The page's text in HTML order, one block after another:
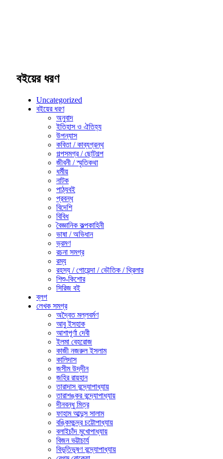
বইয়ের ধরণ
Uncategorized
বইয়ের ধরণ
অনুবাদ
ইতিহাস ও ঐতিহ্য
উপন্যাস
কবিতা / কাব্যগ্রন্থ
গল্পসমগ্র / ছোটগল্প
জীবনী / স্মৃতিকথা
ধর্মীয়
নাটক
পাঠ্যবই
প্রবন্ধ
বিদেশি
বিবিধ
বৈজ্ঞানিক কল্পকাহিনী
ভাষা / অভিধান
ভ্রমণ
রচনা সমগ্র
রম্য
রহস্য / গোয়েন্দা / ভৌতিক / থ্রিলার
শিশু-কিশোর
সিরিজ বই
ব্লগ
লেখক সমগ্র
অদ্বৈত মল্লবর্মণ
আবু ইসহাক
আশাপূর্ণা দেবী
ইলমা বেহরোজ
কাজী নজরুল ইসলাম
কালিদাস
জসীম উদ্‌দীন
জহির রায়হান
তারাদাস বন্দ্যোপাধ্যায়
তারাশঙ্কর বন্দ্যোপাধ্যায়
দীনবন্ধু মিত্র
ফাহাম আব্দুস সালাম
বঙ্কিমচন্দ্র চট্টোপাধ্যায়
বলাইচাঁদ মুখোপাধ্যায়
বিজন ভট্টাচার্য
বিভূতিভূষণ বন্দ্যোপাধ্যায়